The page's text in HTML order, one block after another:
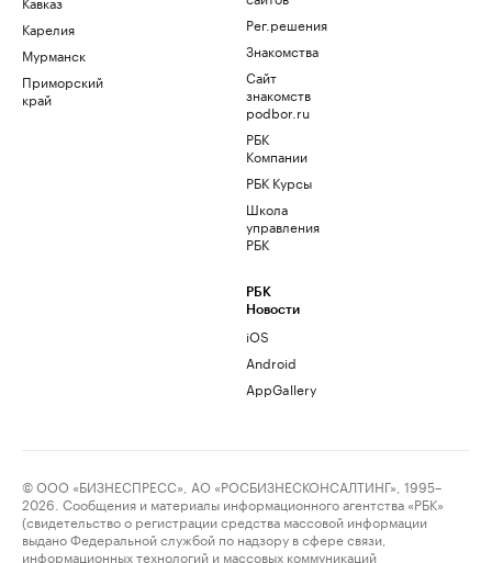
Карелия
Мурманск
Приморский
край
Рег.решения
Знакомства
Сайт
знакомств
podbor.ru
РБК
Компании
РБК Курсы
Школа
управления
РБК
РБК
Новости
iOS
Android
AppGallery
© ООО «БИЗНЕСПРЕСС», АО «РОСБИЗНЕСКОНСАЛТИНГ», 1995–
2026. Сообщения и материалы информационного агентства «РБК»
(свидетельство о регистрации средства массовой информации
выдано Федеральной службой по надзору в сфере связи,
информационных технологий и массовых коммуникаций